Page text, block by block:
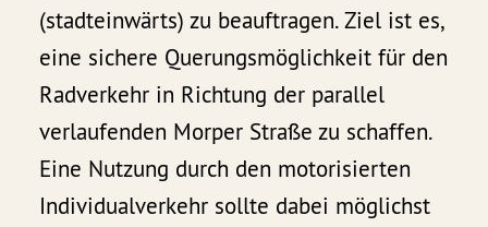
(stadteinwärts) zu beauftragen. Ziel ist es,
eine sichere Querungsmöglichkeit für den
Radverkehr in Richtung der parallel
verlaufenden Morper Straße zu schaffen.
Eine Nutzung durch den motorisierten
Individualverkehr sollte dabei möglichst